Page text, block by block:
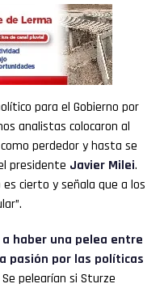
para el Gobierno por
analistas colocaron al
como perdedor y hasta se
presidente Javier Milei.
cierto y señala que a los
haber una pelea entre
pasión por las políticas
Se pelearían si Sturze